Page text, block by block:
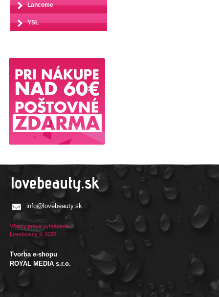
Lancome
YSL
info@lovebeauty.sk
Všetky práva vyhradené.
Lovebeauty © 2026
Tvorba e-shopu:
ROYAL MEDIA s.r.o.